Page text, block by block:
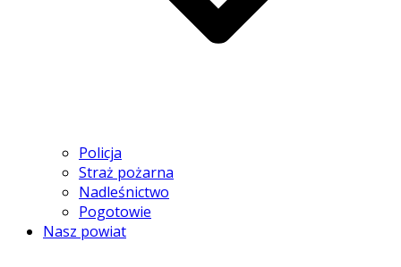
Policja
Straż pożarna
Nadleśnictwo
Pogotowie
Nasz powiat